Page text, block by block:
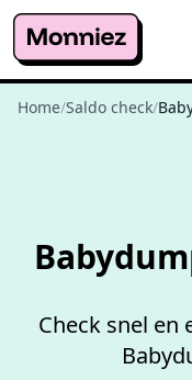
Home/Saldo check/
Check snel en